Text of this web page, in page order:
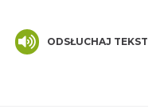
ODSŁUCHAJ TEKST